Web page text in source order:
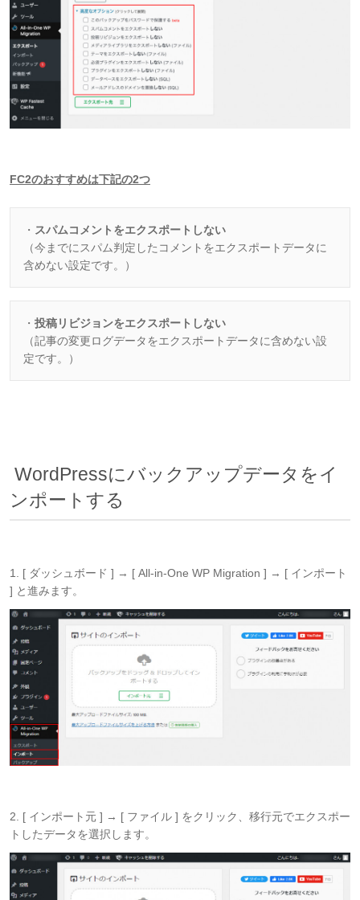
FC2のおすすめは下記の2つ
・ スパムコメントをエクスポートしない
（今までにスパム判定したコメントをエクスポートデータに
含めない設定です。）
・ 投稿リビジョンをエクスポートしない
（記事の変更ログデータをエクスポートデータに含めない設
定です。）
WordPressにバックアップデータをイ
ンポートする
1. [ ダッシュボード ] → [ All-in-One WP Migration ] → [ インポート
] と進みます。
2. [ インポート元 ] → [ ファイル ] をクリック、移行元でエクスポー
トしたデータを選択します。